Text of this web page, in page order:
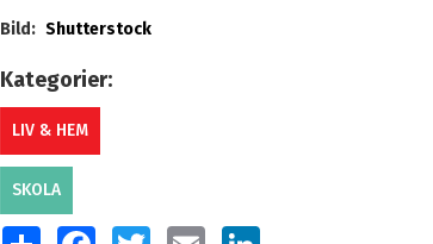
Bild: Shutterstock
Kategorier:
LIV & HEM
SKOLA
SHARE FACEBOOKTWITTEREMAIL LINKEDIN